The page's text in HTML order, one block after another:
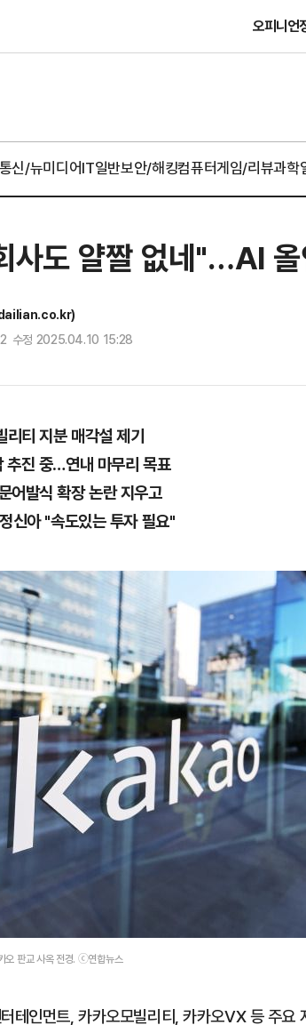
오피니언
통신/뉴미디어IT일반보안/해킹컴퓨터게임/리뷰과학
사도 얄짤 없네"…AI
수정 2025.04.10 15:28
리티 지분 매각설 제기
진 중…연내 마무리 목표
어발식 확장 논란 지우고
신아 "속도있는 투자 필요"
오 판교 사옥 전경. ⓒ연합뉴스
테인먼트, 카카오모빌리티, 카카오VX 등 주요